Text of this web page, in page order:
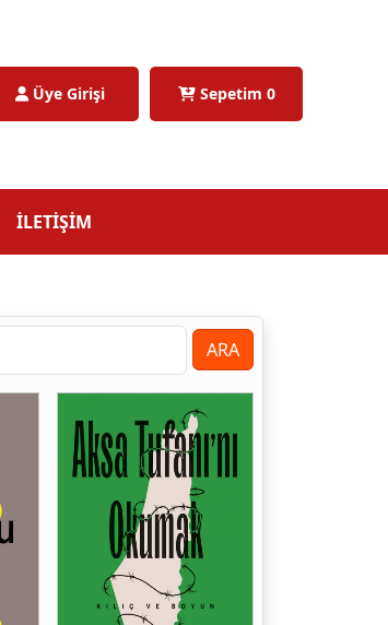
Üye Girişi Sepetim 0
İLETİŞİM
ARA